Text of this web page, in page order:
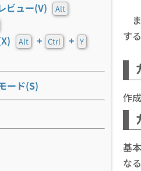
ビュー(V) Alt
Alt + Ctrl + Y
ード(S)
す
作
基
な